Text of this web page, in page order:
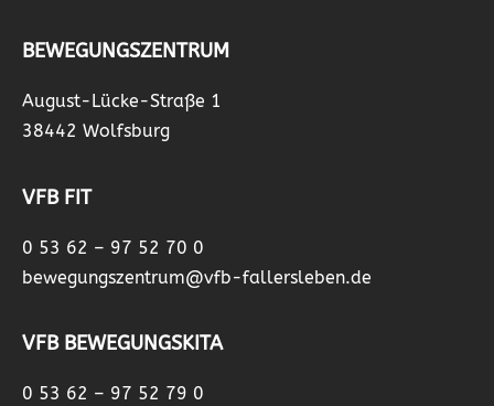
BEWEGUNGSZENTRUM
August-Lücke-Straße 1
38442 Wolfsburg
VFB FIT
0 53 62 – 97 52 70 0
bewegungszentrum@vfb-fallersleben.de
VFB BEWEGUNGSKITA
0 53 62 – 97 52 79 0